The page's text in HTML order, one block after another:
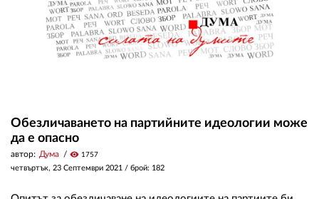
Обезличаването на партийните идеологии може
да е опасно
автор: Дума visibility 1757
четвъртък, 23 Септември 2021 / брой: 182